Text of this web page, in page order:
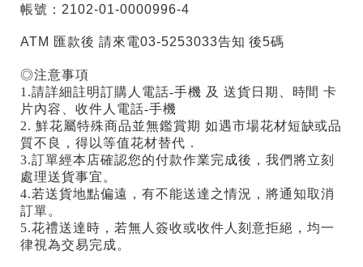
帳號：2102-01-0000996-4
ATM 匯款後 請來電03-5253033告知 後5碼
◎注意事項
1.請詳細註明訂購人電話-手機 及 送貨日期、時間 卡
片內容、收件人電話-手機
2. 鮮花屬特殊商品並無鑑賞期 如遇市場花材短缺或品
質不良，得以等值花材替代．
3.訂單經本店確認您的付款作業完成後，我們將立刻
處理送貨事宜。
4.若送貨地點偏遠，有不能送達之情況，將通知取消
訂單。
5.花禮送達時，若無人簽收或收件人刻意拒絕，均一
律視為交易完成。